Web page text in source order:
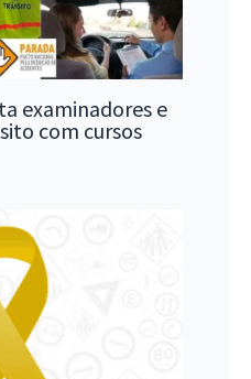
examinadores e
com cursos